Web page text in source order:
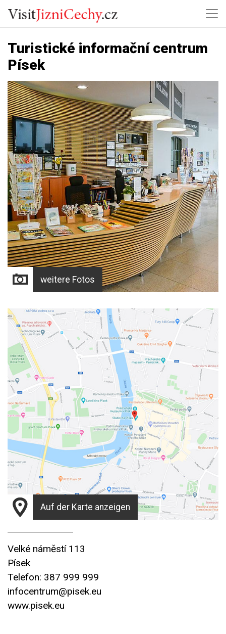
Turistické informační centrum
Písek
weitere Fotos
Auf der Karte anzeigen
Velké náměstí 113
Písek
Telefon: 387 999 999
infocentrum@pisek.eu
www.pisek.eu